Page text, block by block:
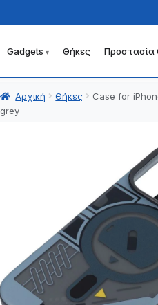
Gadgets Θήκες Προστασία
Αρχική Θήκες
Case for
grey